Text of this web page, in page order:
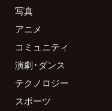
写真
アニメ
コミュニティ
演劇・ダンス
テクノロジー
スポーツ